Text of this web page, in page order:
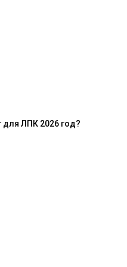
для ЛПК 2026 год?